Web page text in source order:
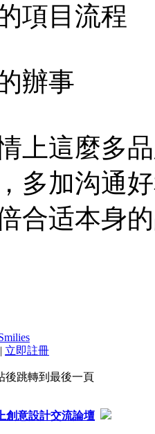
項目流程
辦事
上這麼多
多加沟通
合适本身
| 立即註冊
後跳轉到最後一頁
創意設計交流論壇